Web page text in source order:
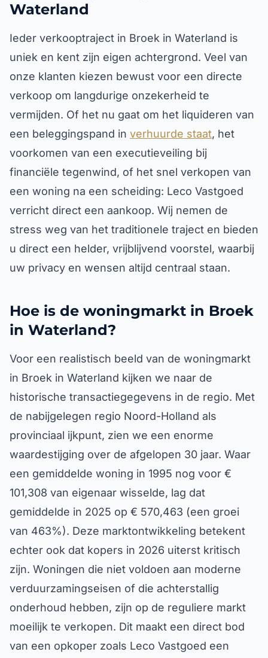
Waterland
Ieder verkooptraject in Broek in Waterland is
uniek en kent zijn eigen achtergrond. Veel van
onze klanten kiezen bewust voor een directe
verkoop om langdurige onzekerheid te
vermijden. Of het nu gaat om het liquideren van
een beleggingspand in verhuurde staat, het
voorkomen van een executieveiling bij
financiële tegenwind, of het snel verkopen van
een woning na een scheiding: Leco Vastgoed
verricht direct een aankoop. Wij nemen de
stress weg van het traditionele traject en bieden
u direct een helder, vrijblijvend voorstel, waarbij
uw privacy en wensen altijd centraal staan.
Hoe is de woningmarkt in Broek
in Waterland?
Voor een realistisch beeld van de woningmarkt
in Broek in Waterland kijken we naar de
historische transactiegegevens in de regio. Met
de nabijgelegen regio Noord-Holland als
provinciaal ijkpunt, zien we een enorme
waardestijging over de afgelopen 30 jaar. Waar
een gemiddelde woning in 1995 nog voor €
101,308 van eigenaar wisselde, lag dat
gemiddelde in 2025 op € 570,463 (een groei
van 463%). Deze marktontwikkeling betekent
echter ook dat kopers in 2026 uiterst kritisch
zijn. Woningen die niet voldoen aan moderne
verduurzamingseisen of die achterstallig
onderhoud hebben, zijn op de reguliere markt
moeilijk te verkopen. Dit maakt een direct bod
van een opkoper zoals Leco Vastgoed een